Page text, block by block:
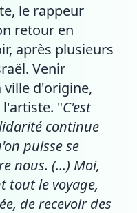
le rappeur
retour en
après plusieurs
Venir
ville d'origine,
"C'est
continue
puisse se
nous. (...) Moi,
tout le voyage,
de recevoir des